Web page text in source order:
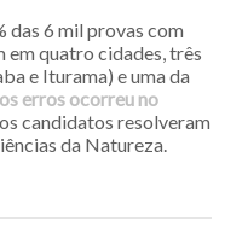
das 6 mil provas com
em quatro cidades, três
e Iturama) e uma da
erros ocorreu no
candidatos resolveram
da Natureza.